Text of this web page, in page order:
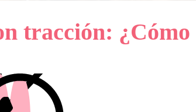
tracción: